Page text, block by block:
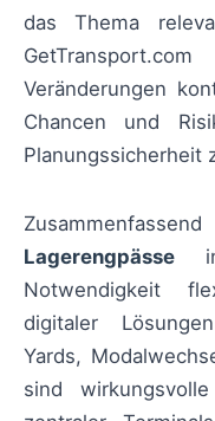
das Thema
Veränderungen
Chancen und
Planungssicherheit
Lagerengpässe in
Notwendigkeit
digitaler
Yards,
sind